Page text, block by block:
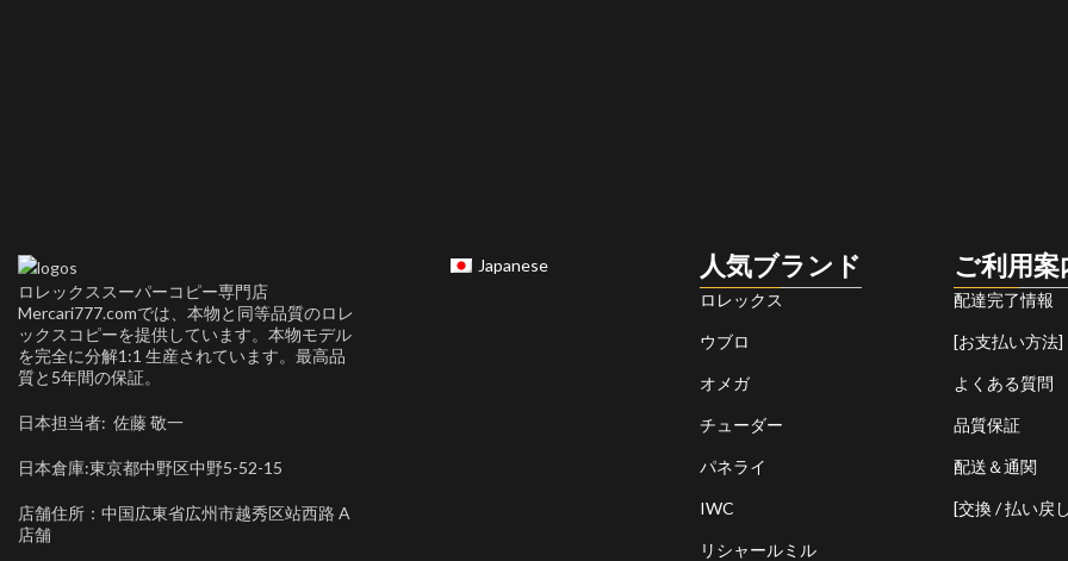
ロレックススーパーコピー専門店
Mercari777.comでは、本物と同等品質のロレ
ックスコピーを提供しています。本物モデル
を完全に分解1:1 生産されています。最高品
質と5年間の保証。
日本担当者: 佐藤 敬一
日本倉庫:東京都中野区中野5-52-15
店舗住所：中国広東省広州市越秀区站西路 A
店舗
Japanese 人気ブランド
ロレックス
ウブロ
オメガ
チューダー
パネライ
IWC
リシャールミル
ご利用案
配達完了情報
[お支払い方法]
よくある質問
品質保証
配送＆通関
[交換 / 払い戻